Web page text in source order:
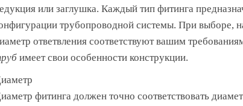
или заглушка. Каждый тип фитинга
трубопроводной системы. При выборе,
ответвления соответствуют вашим
имеет свои особенности конструкции.
фитинга должен точно соответствовать